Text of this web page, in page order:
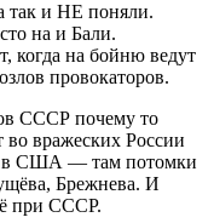
так и НЕ поняли.
на и Бали.
когда на бойню ведут
провокаторов.
СССР почему то
вражеских России
в США — там потомки
Брежнева. И
при СССР.